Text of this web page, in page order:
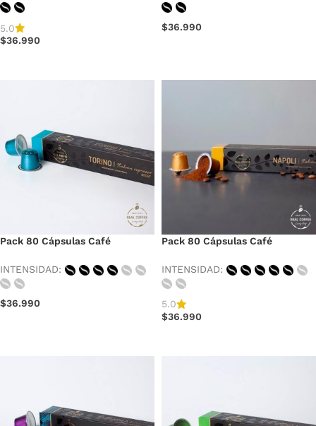
5.0
$36.990
$36.990
Pack 80 Cápsulas Café
INTENSIDAD:
$36.990
Pack 80 Cápsulas Café
Signature Blend
INTENSIDAD:
5.0
$36.990